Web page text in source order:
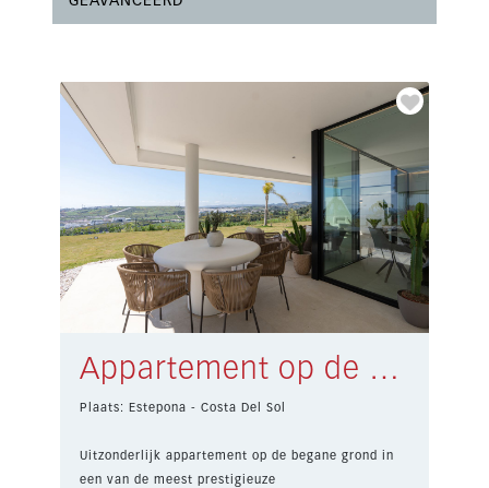
Appartement op de begane grond Estepona € 950.000,-
Plaats: Estepona - Costa Del Sol
Uitzonderlijk appartement op de begane grond in
een van de meest prestigieuze